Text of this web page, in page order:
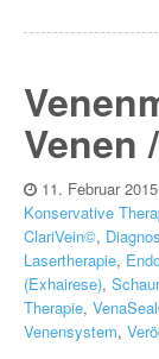
Venen
11. Februar 2015
Konservative
ClariVein©,
Lasertherapie,
(Exhairese),
Therapie,
Venensystem,